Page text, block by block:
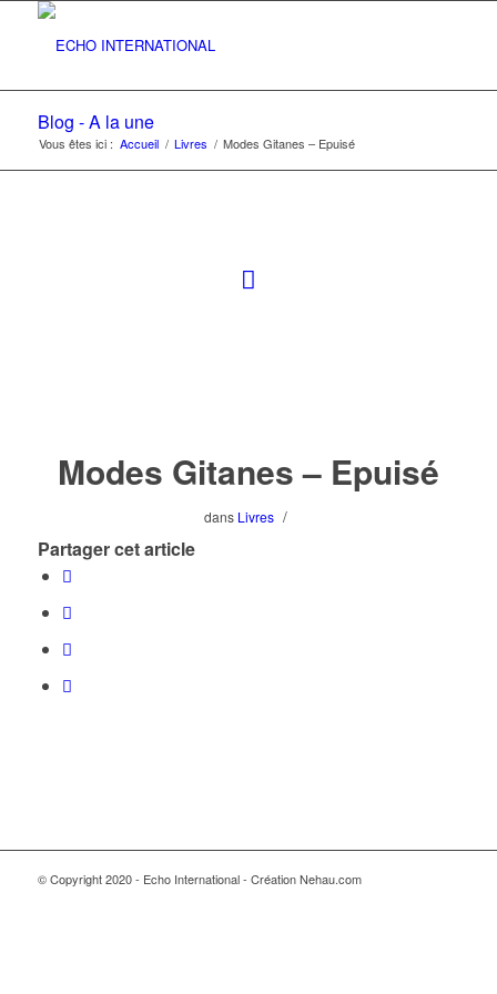
Blog - A la une
Vous êtes ici : Accueil / Livres / Modes Gitanes – Epuisé
Modes Gitanes – Epuisé
dans Livres /
Partager cet article
© Copyright 2020 - Echo International - Création Nehau.com